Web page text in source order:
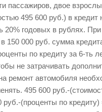
пассажиров, двое
495 600 руб.) в кредит
20% годовых в рублях.
в 150 000 руб. сумма
по кредиту за 6-ть
не затрачивать
ремонт автомобиля
495 600 руб.-
руб.-(проценты по кредиту)